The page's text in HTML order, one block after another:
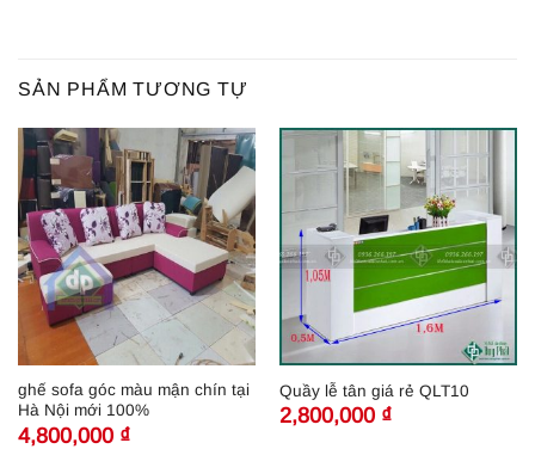
SẢN PHẨM TƯƠNG TỰ
ghế sofa góc màu mận chín tại
Hà Nội mới 100%
4,800,000 ₫
Quầy lễ tân giá rẻ QLT10
2,800,000 ₫